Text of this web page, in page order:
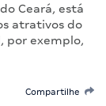
Ceará, está
atrativos do
por exemplo,
Compartilhe